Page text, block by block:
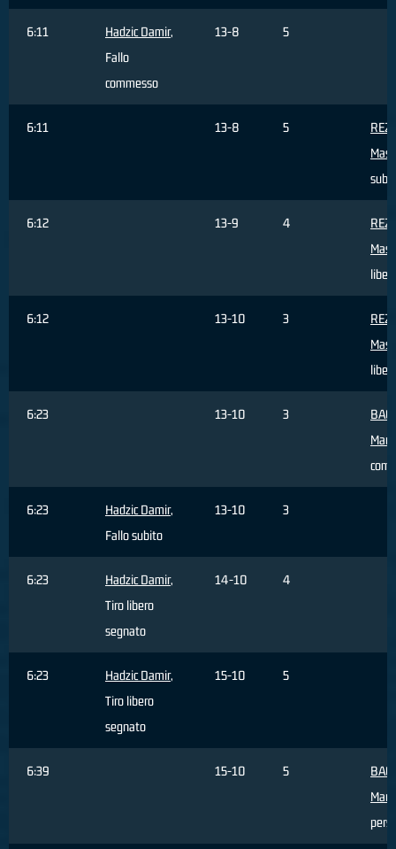
6:11 Hadzic Damir,
Fallo
commesso
13-8 5
6:11 13-8 5
6:12 13-9 4
6:12 13-10 3
6:23 13-10 3
6:23 Hadzic Damir,
Fallo subito
13-10 3
6:23 Hadzic Damir,
Tiro libero
segnato
14-10 4
6:23 Hadzic Damir,
Tiro libero
segnato
15-10 5
6:39 15-10 5